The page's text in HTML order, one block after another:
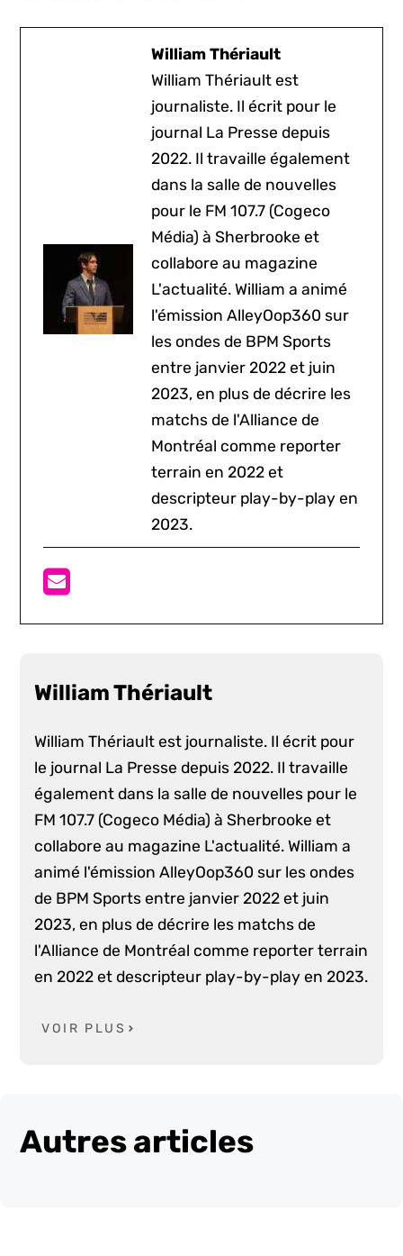
William Thériault
William Thériault est
journaliste. Il écrit pour le
journal La Presse depuis
2022. Il travaille également
dans la salle de nouvelles
pour le FM 107.7 (Cogeco
Média) à Sherbrooke et
collabore au magazine
L'actualité. William a animé
l'émission AlleyOop360 sur
les ondes de BPM Sports
entre janvier 2022 et juin
2023, en plus de décrire les
matchs de l'Alliance de
Montréal comme reporter
terrain en 2022 et
descripteur play-by-play en
2023.
William Thériault
William Thériault est journaliste. Il écrit pour
le journal La Presse depuis 2022. Il travaille
également dans la salle de nouvelles pour le
FM 107.7 (Cogeco Média) à Sherbrooke et
collabore au magazine L'actualité. William a
animé l'émission AlleyOop360 sur les ondes
de BPM Sports entre janvier 2022 et juin
2023, en plus de décrire les matchs de
l'Alliance de Montréal comme reporter terrain
en 2022 et descripteur play-by-play en 2023.
VOIR PLUS
Autres articles